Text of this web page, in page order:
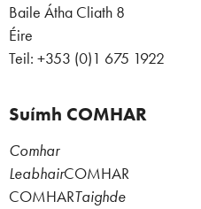
Baile Átha Cliath 8
Éire
Teil: +353 (0)1 675 1922
Suímh COMHAR
Comhar
LeabhairCOMHAR
COMHARTaighde